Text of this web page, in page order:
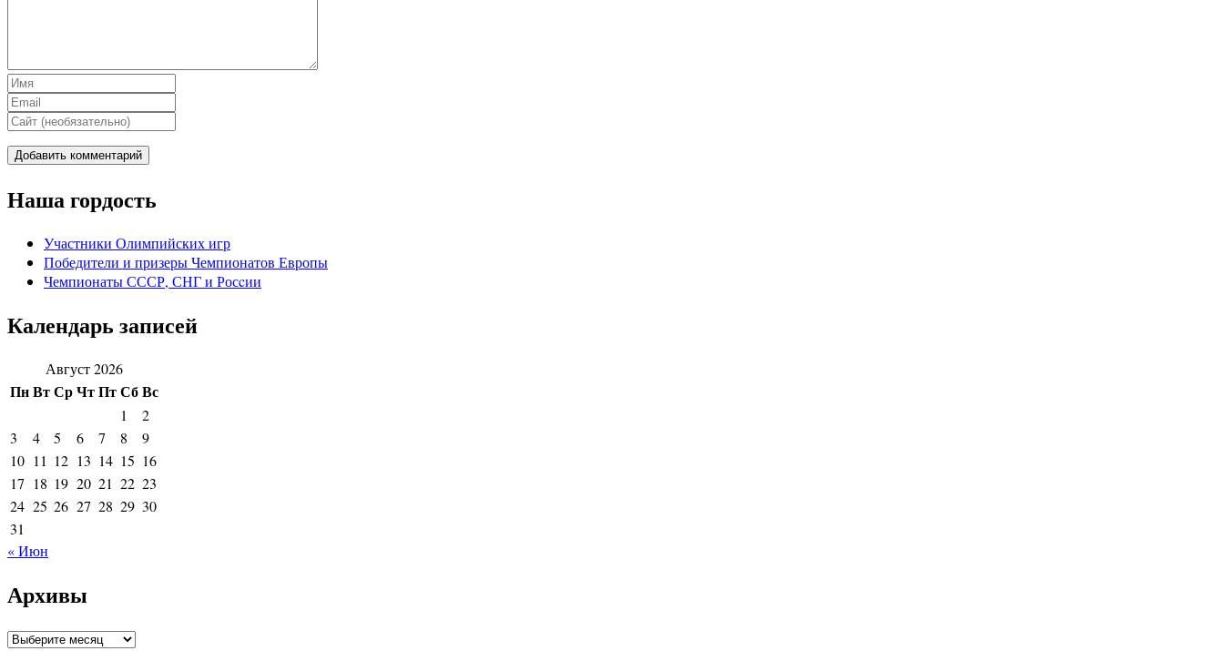
Наша гордость
Участники Олимпийских игр
Победители и призеры Чемпионатов Европы
Чемпионаты СССР, СНГ и Росcии
Календарь записей
Август 2026
ПнВтСрЧтПтСбВс
1
2
3
4 5 6 7 8
9
10 11 12 13 14 15 16
17 18 19 20 21 22 23
24 25 26 27 28 29 30
31
« Июн
Архивы
Архивы